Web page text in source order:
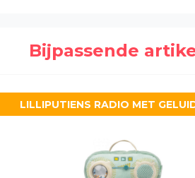
Bijpassende
LILLIPUTIENS RADIO MET